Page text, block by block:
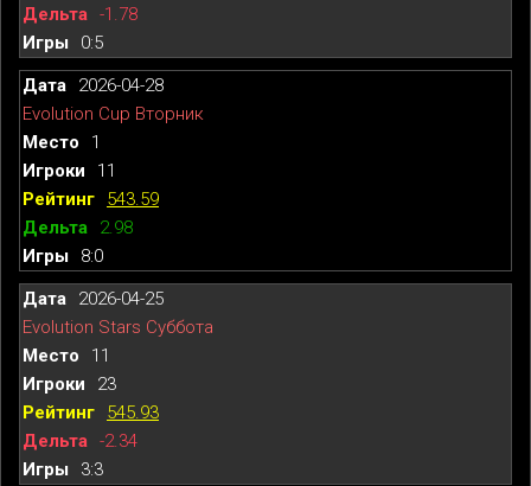
-1.78
0:5
2026-04-28
Evolution Cup Вторник
1
11
543.59
2.98
8:0
2026-04-25
Evolution Stars Суббота
11
23
545.93
-2.34
3:3